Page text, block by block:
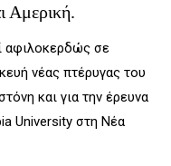
Αμερική.
αφιλοκερδώς σε
νέας πτέρυγας του
και για την έρευνα
University στη Νέα